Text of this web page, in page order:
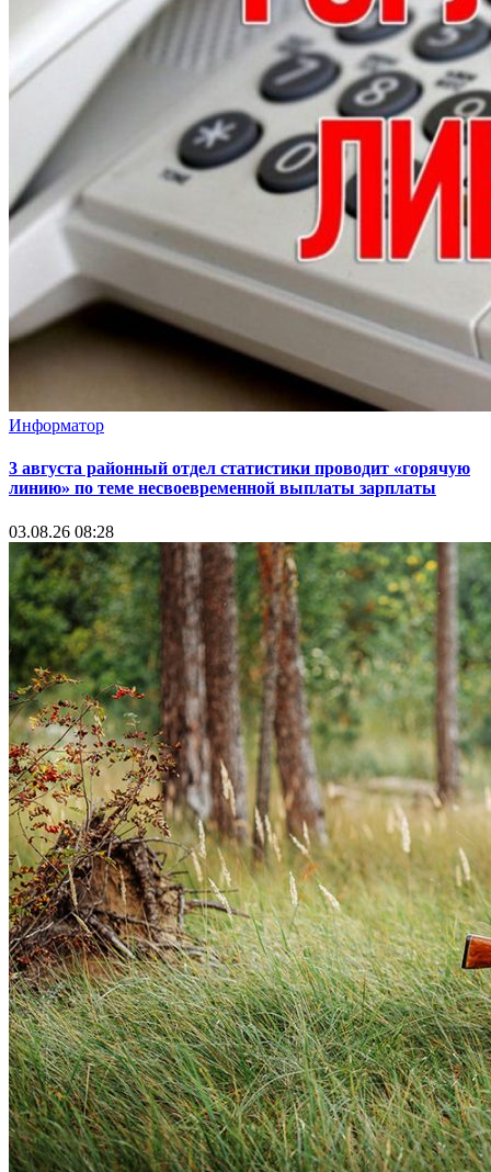
Информатор
3 августа районный отдел статистики проводит «горячую
линию» по теме несвоевременной выплаты зарплаты
03.08.26 08:28